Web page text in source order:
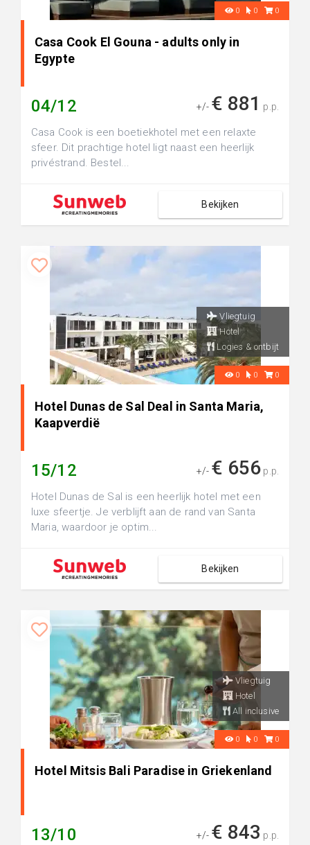
0 0 0
Casa Cook El Gouna - adults only in
Egypte
04/12 +/- € 881 p.p.
Casa Cook is een boetiekhotel met een relaxte
sfeer. Dit prachtige hotel ligt naast een heerlijk
privéstrand. Bestel...
Bekijken
Vliegtuig
Hotel
Logies & ontbijt
0 0 0
Hotel Dunas de Sal Deal in Santa Maria,
Kaapverdië
15/12 +/- € 656 p.p.
Hotel Dunas de Sal is een heerlijk hotel met een
luxe sfeertje. Je verblijft aan de rand van Santa
Maria, waardoor je optim...
Bekijken
Vliegtuig
Hotel
All inclusive
0 0 0
Hotel Mitsis Bali Paradise in Griekenland
13/10 +/- € 843 p.p.